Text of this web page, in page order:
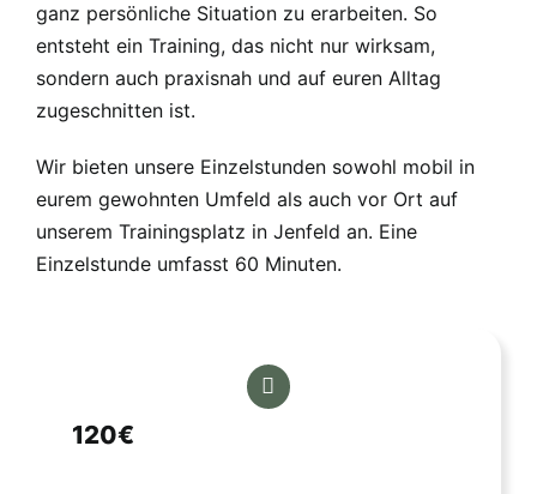
ganz persönliche Situation zu erarbeiten. So
entsteht ein Training, das nicht nur wirksam,
sondern auch praxisnah und auf euren Alltag
zugeschnitten ist.
Wir bieten unsere Einzelstunden sowohl mobil in
eurem gewohnten Umfeld als auch vor Ort auf
unserem Trainingsplatz in Jenfeld an. Eine
Einzelstunde umfasst 60 Minuten.
120€